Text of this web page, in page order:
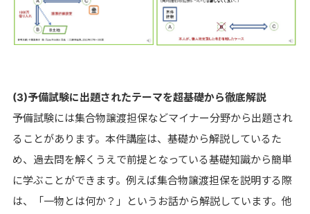
(3)予備試験に出題されたテーマを超基礎から徹底解説
予備試験には集合物譲渡担保などマイナー分野から出題され
ることがあります。本件講座は、基礎から解説しているた
め、過去問を解くうえで前提となっている基礎知識から簡単
に学ぶことができます。例えば集合物譲渡担保を説明する際
は、「一物とは何か？」というお話から解説しています。他